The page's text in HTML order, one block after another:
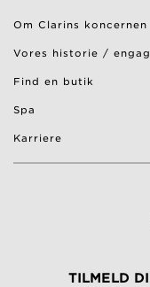
Om Clarins koncernen
Vores historie /
Find en butik
Spa
Karriere
TILMELD